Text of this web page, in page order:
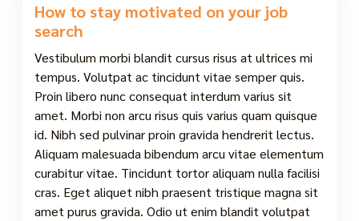
How to stay motivated on your job
search
Vestibulum morbi blandit cursus risus at ultrices mi
tempus. Volutpat ac tincidunt vitae semper quis.
Proin libero nunc consequat interdum varius sit
amet. Morbi non arcu risus quis varius quam quisque
id. Nibh sed pulvinar proin gravida hendrerit lectus.
Aliquam malesuada bibendum arcu vitae elementum
curabitur vitae. Tincidunt tortor aliquam nulla facilisi
cras. Eget aliquet nibh praesent tristique magna sit
amet purus gravida. Odio ut enim blandit volutpat